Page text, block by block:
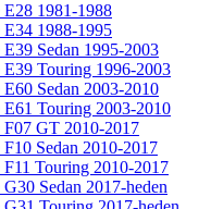
1981-1988
1988-1995
Sedan 1995-2003
Touring 1996-2003
Sedan 2003-2010
Touring 2003-2010
GT 2010-2017
Sedan 2010-2017
Touring 2010-2017
Sedan 2017-heden